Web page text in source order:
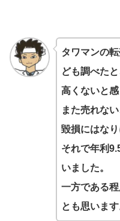
タワマンの
ども調べた
高くないと感
また売れな
毀損にはなり
それで年利
いました。
一方である
とも思います